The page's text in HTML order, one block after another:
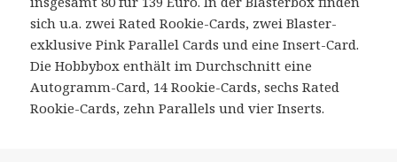
sich u.a. zwei Rated Rookie-Cards, zwei Blaster-
exklusive Pink Parallel Cards und eine Insert-Card.
Die Hobbybox enthält im Durchschnitt eine
Autogramm-Card, 14 Rookie-Cards, sechs Rated
Rookie-Cards, zehn Parallels und vier Inserts.